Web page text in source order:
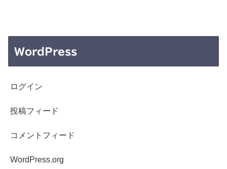
WordPress
ログイン
投稿フィード
コメントフィード
WordPress.org